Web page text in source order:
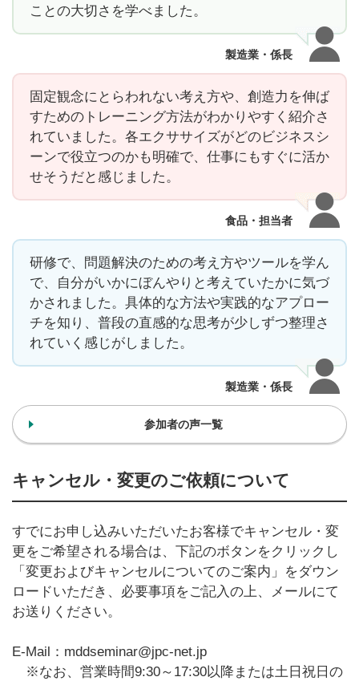
製造業・係長
ことの大切さを学べました。
食品・担当者
固定観念にとらわれない考え方や、創造力を伸ば
すためのトレーニング方法がわかりやすく紹介さ
れていました。各エクササイズがどのビジネスシ
ーンで役立つのかも明確で、仕事にもすぐに活か
せそうだと感じました。
製造業・係長
研修で、問題解決のための考え方やツールを学ん
で、自分がいかにぼんやりと考えていたかに気づ
かされました。具体的な方法や実践的なアプロー
チを知り、普段の直感的な思考が少しずつ整理さ
れていく感じがしました。
参加者の声一覧
キャンセル・変更のご依頼について
すでにお申し込みいただいたお客様でキャンセル・変
更をご希望される場合は、下記のボタンをクリックし
「変更およびキャンセルについてのご案内」をダウン
ロードいただき、必要事項をご記入の上、メールにて
お送りください。
E-Mail：mddseminar@jpc-net.jp
※なお、営業時間9:30～17:30以降または土日祝日の